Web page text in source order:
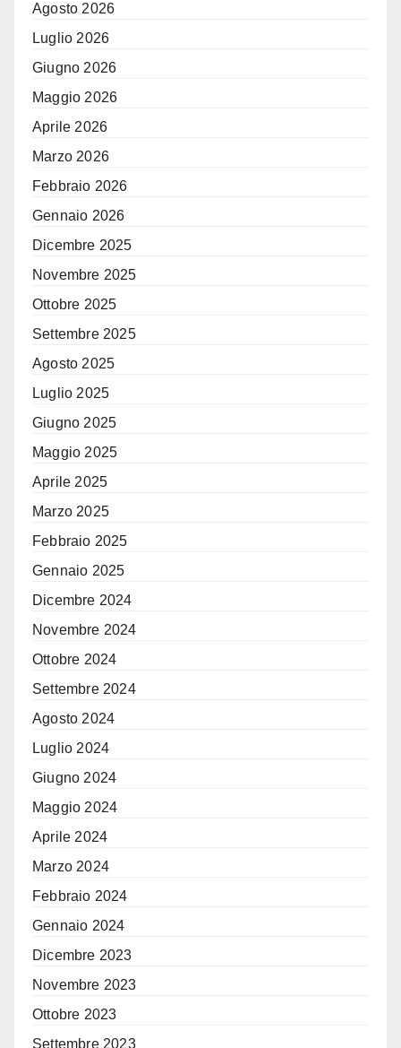
Agosto 2026
Luglio 2026
Giugno 2026
Maggio 2026
Aprile 2026
Marzo 2026
Febbraio 2026
Gennaio 2026
Dicembre 2025
Novembre 2025
Ottobre 2025
Settembre 2025
Agosto 2025
Luglio 2025
Giugno 2025
Maggio 2025
Aprile 2025
Marzo 2025
Febbraio 2025
Gennaio 2025
Dicembre 2024
Novembre 2024
Ottobre 2024
Settembre 2024
Agosto 2024
Luglio 2024
Giugno 2024
Maggio 2024
Aprile 2024
Marzo 2024
Febbraio 2024
Gennaio 2024
Dicembre 2023
Novembre 2023
Ottobre 2023
Settembre 2023